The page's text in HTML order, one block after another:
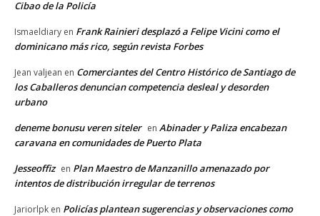
Cibao de la Policía
Ismaeldiary en Frank Rainieri desplazó a Felipe Vicini como el
dominicano más rico, según revista Forbes
Jean valjean en Comerciantes del Centro Histórico de Santiago de
los Caballeros denuncian competencia desleal y desorden
urbano
deneme bonusu veren siteler en Abinader y Paliza encabezan
caravana en comunidades de Puerto Plata
Jesseoffiz en Plan Maestro de Manzanillo amenazado por
intentos de distribución irregular de terrenos
Jariorlpk en Policías plantean sugerencias y observaciones como